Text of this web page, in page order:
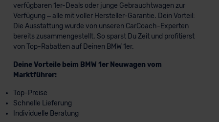
verfügbaren 1er-Deals oder junge Gebrauchtwagen zur
Verfügung – alle mit voller Hersteller-Garantie. Dein Vorteil:
Die Ausstattung wurde von unseren CarCoach-Experten
bereits zusammengestellt. So sparst Du Zeit und profitierst
von Top-Rabatten auf Deinen BMW 1er.
Deine Vorteile beim BMW 1er Neuwagen vom
Marktführer:
Top-Preise
Schnelle Lieferung
Individuelle Beratung